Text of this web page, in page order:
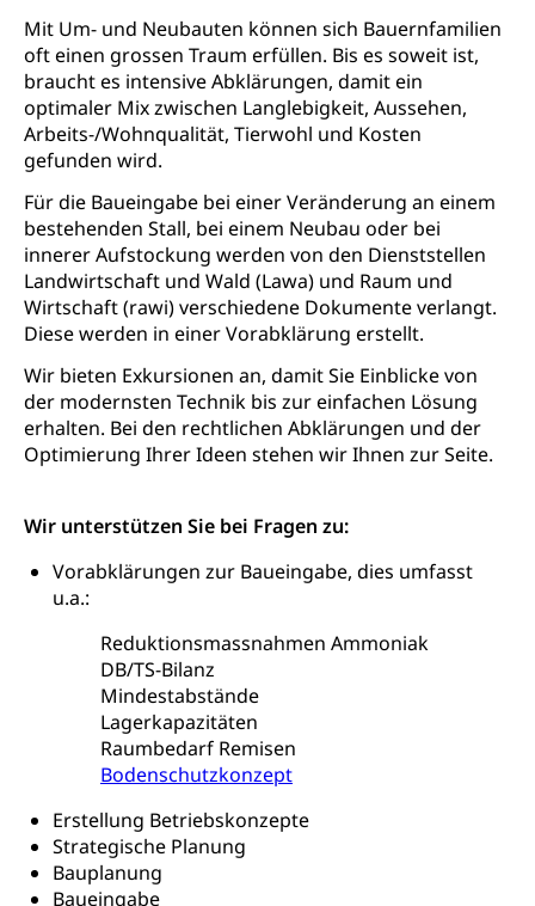
Mit Um- und Neubauten können sich Bauernfamilien
oft einen grossen Traum erfüllen. Bis es soweit ist,
braucht es intensive Abklärungen, damit ein
optimaler Mix zwischen Langlebigkeit, Aussehen,
Arbeits-/Wohnqualität, Tierwohl und Kosten
gefunden wird.
Für die Baueingabe bei einer Veränderung an einem
bestehenden Stall, bei einem Neubau oder bei
innerer Aufstockung werden von den Dienststellen
Landwirtschaft und Wald (Lawa) und Raum und
Wirtschaft (rawi) verschiedene Dokumente verlangt.
Diese werden in einer Vorabklärung erstellt.
Wir bieten Exkursionen an, damit Sie Einblicke von
der modernsten Technik bis zur einfachen Lösung
erhalten. Bei den rechtlichen Abklärungen und der
Optimierung Ihrer Ideen stehen wir Ihnen zur Seite.
Wir unterstützen Sie bei Fragen zu:
Vorabklärungen zur Baueingabe, dies umfasst
u.a.:
Reduktionsmassnahmen Ammoniak
DB/TS-Bilanz
Mindestabstände
Lagerkapazitäten
Raumbedarf Remisen
Bodenschutzkonzept
Erstellung Betriebskonzepte
Strategische Planung
Bauplanung
Baueingabe
Kantonales Tabakpräventionsprogramm
Gesundheitsförderung
Prävention (Polizei)
Gesundheitsversorgung
Soziale Sicherheit
Sozialversicherungen, Sozialpolitik,
Arbeitslosenversicherung,
Mutterschaftsversicherung, Krankenversicherung,
Unfallversicherung, Invalidenversicherung,
Sozialhilfe
Kranken- und Unfallversicherung
(gruezi.lu.ch)
Krankenversicherung (WAS Luzern)
Existenzsicherung - Sozialhilfe
Soziales und Gesellschaft (Dienststelle)
Opferhilfe
Arbeitslosenversicherung (WAS Luzern)
Invalidenversicherung (WAS Luzern)
Sucht und Drogen
Drogenabhängigkeit, Drogensucht,
Medikamentenabhängigkeit,
Arzneimittelabhängigkeit, Suchtkrankheit,
Drogenabhängige, Drogensüchtige,
Betäubungsmittel, Suchtmittel, Psychopharmaka
Fachstelle Sucht Region Luzern
Drogen (Polizei)
Sucht
Gesundheitsversorgung
Gesundheitsversorgung, Spital, Pflegeinitiative,
Ambulant vor stationär, AVOS, Patientendossier
Altersrente, Invalidenrente, Witwenrente,
Pensionskasse, erste Säule, zweite Säule, dritte
Säule, Hilflosenentschädigung,
Todesfallversicherung
Hilfslosenentschädigung (WAS Luzern)
AHV-Hinterlassenenrente (WAS Luzern)
AHV-Beiträge (WAS Luzern)
Informationsstelle AHV/IV
Ergänzungsleistungen (EL) (WAS Luzern)
Behinderung
Körperbehinderung, körperliche Behinderung,
geistige Behinderung, psychische Behinderung,
Erwerbsunfähigkeit, Behinderte
Inklusion im Sport
Menschen mit Behinderungen
Kultur und Medien